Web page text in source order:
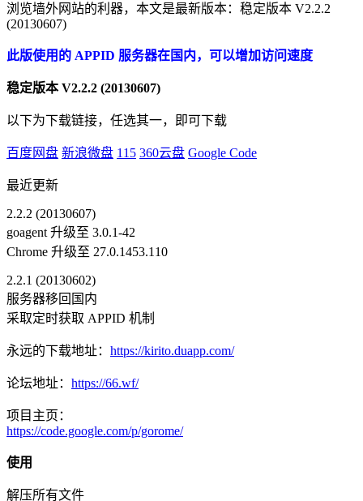
浏览墙外网站的利器，本文是最新版本：稳定版本 V2.2.2
(20130607)
此版使用的 APPID 服务器在国内，可以增加访问速度
稳定版本 V2.2.2 (20130607)
以下为下载链接，任选其一，即可下载
百度网盘 新浪微盘 115 360云盘 Google Code
最近更新
2.2.2 (20130607)
goagent 升级至 3.0.1-42
Chrome 升级至 27.0.1453.110
2.2.1 (20130602)
服务器移回国内
采取定时获取 APPID 机制
永远的下载地址： https://kirito.duapp.com/
论坛地址： https://66.wf/
项目主页：
https://code.google.com/p/gorome/
使用
解压所有文件